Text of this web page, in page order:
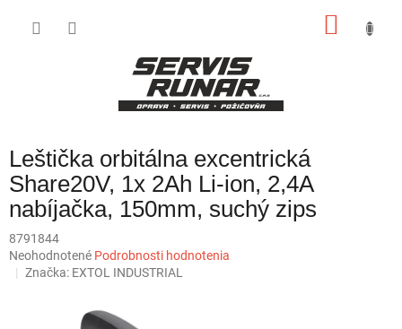
Leštička orbitálna excentrická
Share20V, 1x 2Ah Li-ion, 2,4A
nabíjačka, 150mm, suchý zips
8791844
Priemerné
hodnotenie
Neohodnotené Podrobnosti hodnotenia
Značka: EXTOL INDUSTRIAL